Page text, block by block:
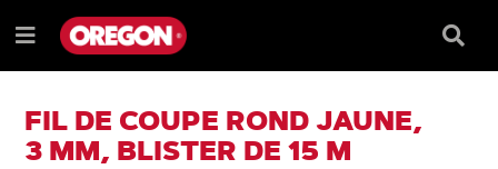
PASSER
AU
CONTENU
PASSER
AU
DE
Menu
Barre
de
FIL DE COUPE ROND JAUNE,
3 MM, BLISTER DE 15 M